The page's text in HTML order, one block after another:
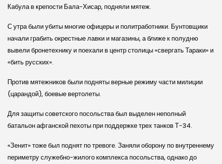
Кабула в крепости Бала-Хисар, подняли мятеж.
С утра были убиты многие офицеры и политработники. Бунтовщики
начали грабить окрестные лавки и магазины, а ближе к полудню
вывели бронетехнику и поехали в центр столицы «свергать Тараки» и
«бить русских».
Против мятежников были подняты верные режиму части милиции
(царандой), боевые вертолеты.
Для защиты советского посольства был выделен неполный
батальон афган­ской пехоты при поддержке трех танков Т-34.
«Зенит» тоже был поднят по тревоге. Заняли оборону по внутреннему
периметру служебно-жилого комплекса посольства, однако до